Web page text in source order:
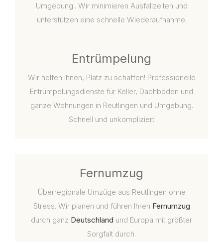
Umgebung.. Wir minimieren Ausfallzeiten und
unterstützen eine schnelle Wiederaufnahme.
Entrümpelung
Wir helfen Ihnen, Platz zu schaffen! Professionelle
Entrümpelungsdienste für Keller, Dachböden und
ganze Wohnungen in Reutlingen und Umgebung.
Schnell und unkompliziert
Fernumzug
Überregionale Umzüge aus Reutlingen ohne
Stress. Wir planen und führen Ihren Fernumzug
durch ganz Deutschland und Europa mit größter
Sorgfalt durch.